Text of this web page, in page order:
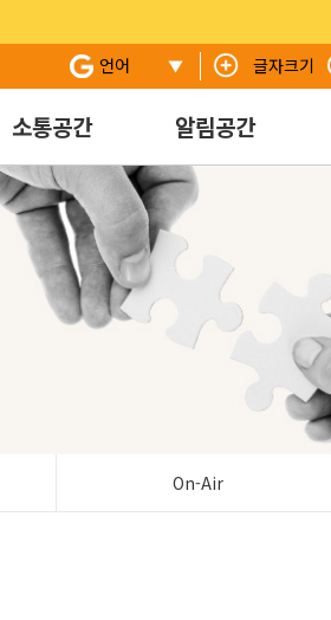
언어 글자크기
소통공간 알림공간
On-Air